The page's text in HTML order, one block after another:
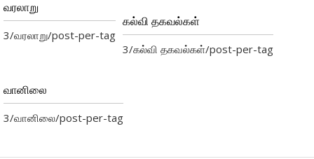
வரலாறு
3/வரலாறு/post-per-tag
கல்வி தகவல்கள்
3/கல்வி தகவல்கள்/post-per-tag
வானிலை
3/வானிலை/post-per-tag